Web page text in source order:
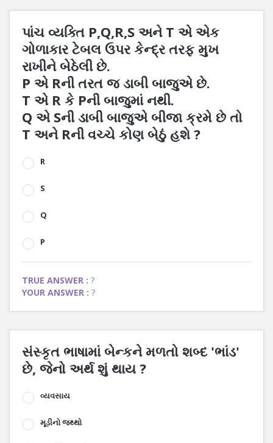
પાંચ વ્યક્તિ P,Q,R,S અને T એ એક
ગોળાકાર ટેબલ ઉપર કેન્દ્ર તરફ મુખ
રાખીને બેઠેલી છે.
P એ Rની તરત જ ડાબી બાજુએ છે.
T એ R કે Pની બાજુમાં નથી.
Q એ Sની ડાબી બાજુએ બીજા ક્રમે છે તો
T અને Rની વચ્ચે કોણ બેઠું હશે ?
R
S
Q
P
TRUE ANSWER : ?
YOUR ANSWER : ?
સંસ્કૃત ભાષામાં બેન્કને મળતો શબ્દ 'ભાંડ'
છે, જેનો અર્થ શું થાય ?
વ્યવસાય
મૂડીનો જથ્થો